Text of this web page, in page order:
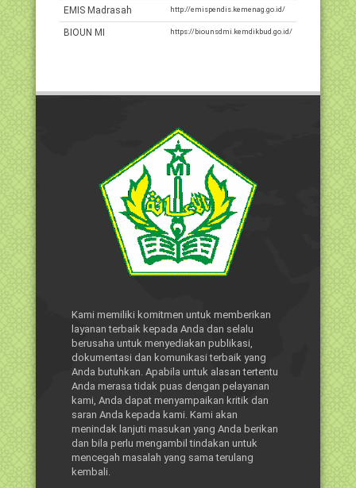
EMIS Madrasah http://emispendis.kemenag.go.id/
BIOUN MI https://biounsdmi.kemdikbud.go.id/
Kami memiliki komitmen untuk memberikan
layanan terbaik kepada Anda dan selalu
berusaha untuk menyediakan publikasi,
dokumentasi dan komunikasi terbaik yang
Anda butuhkan. Apabila untuk alasan tertentu
Anda merasa tidak puas dengan pelayanan
kami, Anda dapat menyampaikan kritik dan
saran Anda kepada kami. Kami akan
menindak lanjuti masukan yang Anda berikan
dan bila perlu mengambil tindakan untuk
mencegah masalah yang sama terulang
kembali.